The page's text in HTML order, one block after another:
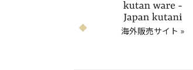
海外販売サイト »